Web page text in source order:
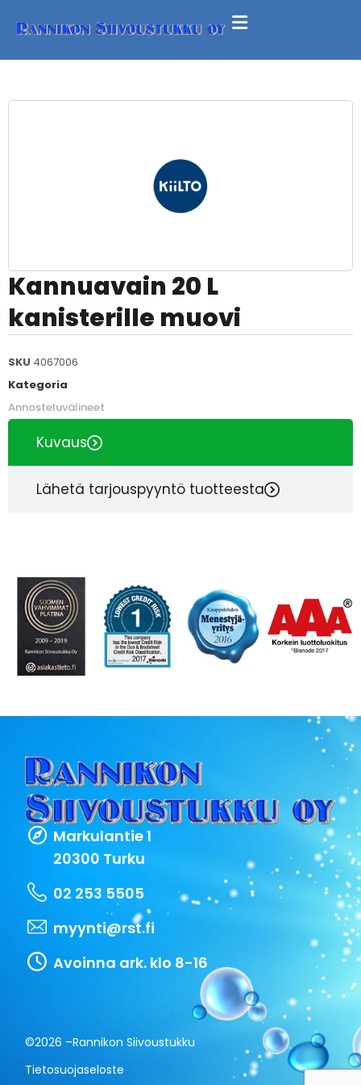
Kannuavain 20 L
kanisterille muovi
SKU 4067006
Kategoria
Annosteluvälineet
Kuvaus
Lähetä tarjouspyyntö tuotteesta
Markulantie 1
20300 Turku
02 253 5505
myynti@rst.fi
Avoinna ark. klo 8-16
©2026 –Rannikon Siivoustukku
Tietosuojaseloste